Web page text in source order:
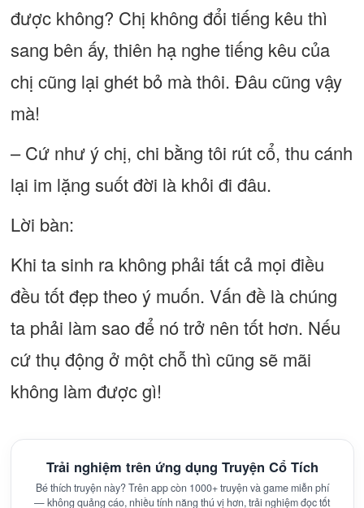
được không? Chị không đổi tiếng kêu thì
sang bên ấy, thiên hạ nghe tiếng kêu của
chị cũng lại ghét bỏ mà thôi. Đâu cũng vậy
mà!
– Cứ như ý chị, chi bằng tôi rút cổ, thu cánh
lại im lặng suốt đời là khỏi đi đâu.
Lời bàn:
Khi ta sinh ra không phải tất cả mọi điều
đều tốt đẹp theo ý muốn. Vấn đề là chúng
ta phải làm sao để nó trở nên tốt hơn. Nếu
cứ thụ động ở một chỗ thì cũng sẽ mãi
không làm được gì!
Trải nghiệm trên ứng dụng Truyện Cổ Tích
Bé thích truyện này? Trên app còn 1000+ truyện và game miễn phí
— không quảng cáo, nhiều tính năng thú vị hơn, trải nghiệm đọc tốt